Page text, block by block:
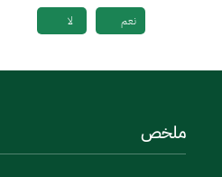
نعم لا
ملخص